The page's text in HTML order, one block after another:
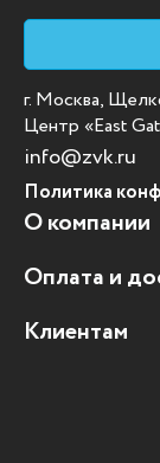
г. Москва,
Центр «East
info@zvk.ru
Политика
О компании
Наши клиенты
Отзывы клиентов
Оплата и
Оплата и
Клиентам